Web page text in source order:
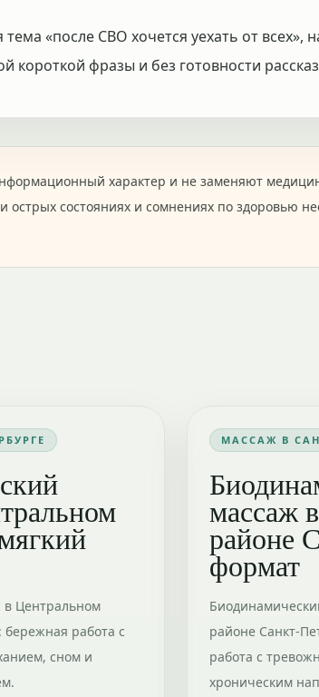
тема «после СВО хочется уехать от всех»,
короткой фразы и без готовности
характер и не заменяют
состояниях и сомнениях по здоровью
Центральном
бережная работа с
сном и
МАССАЖ В
массаж
районе
формат
районе Санкт-
работа с
хроническим